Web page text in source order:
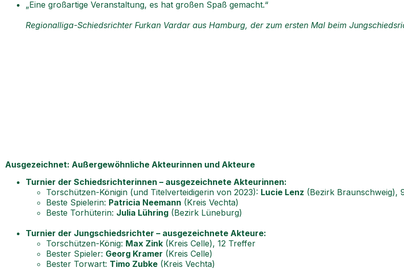
„Eine großartige Veranstaltung, es hat großen Spaß gemacht.“
Regionalliga-Schiedsrichter Furkan Vardar aus Hamburg, der zum ersten Mal beim
Ausgezeichnet: Außergewöhnliche Akteurinnen und Akteure
Turnier der Schiedsrichterinnen – ausgezeichnete Akteurinnen:
Torschützen-Königin (und Titelverteidigerin von 2023): Lucie Lenz (Bezirk Braunschweig),
Beste Spielerin: Patricia Neemann (Kreis Vechta)
Beste Torhüterin: Julia Lühring (Bezirk Lüneburg)
Turnier der Jungschiedsrichter – ausgezeichnete Akteure:
Torschützen-König: Max Zink (Kreis Celle), 12 Treffer
Bester Spieler: Georg Kramer (Kreis Celle)
Bester Torwart: Timo Zubke (Kreis Vechta)